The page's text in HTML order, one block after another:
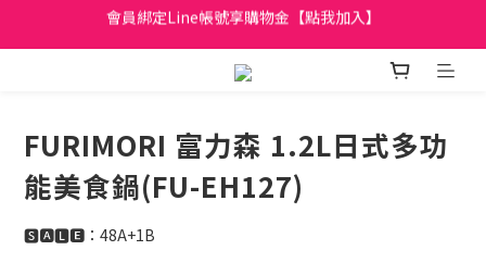
日立家電、國際牌 原廠管制價格 私訊優惠價
全館滿299元免運
日立家電、國際牌 原廠管制價格 私訊優惠價
FURIMORI 富力森 1.2L日式多功
能美食鍋(FU-EH127)
🆂🅰🅻🅴：48A+1B